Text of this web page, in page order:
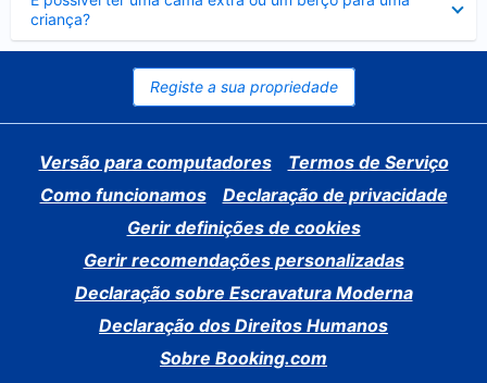
criança?
fechado
Registe a sua propriedade
Versão para computadores
Termos de Serviço
Como funcionamos
Declaração de privacidade
Gerir definições de cookies
Gerir recomendações personalizadas
Declaração sobre Escravatura Moderna
Declaração dos Direitos Humanos
Sobre Booking.com